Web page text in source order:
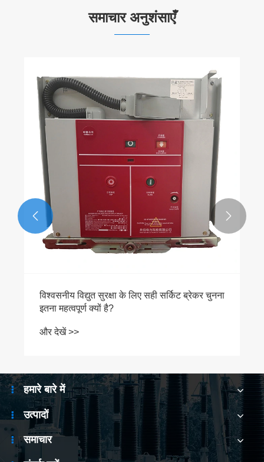
समाचार अनुशंसाएँ
विश्वसनीय विद्युत सुरक्षा के लिए सही सर्किट ब्रेकर चुनना
इतना महत्वपूर्ण क्यों है?
और देखें >>
 
हमारे बारे में
उत्पादों
समाचार